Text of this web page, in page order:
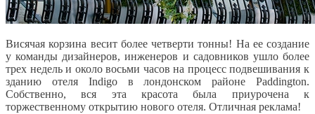
Висячая корзина весит более четверти тонны! На ее создание
у команды дизайнеров, инженеров и садовников ушло более
трех недель и около восьми часов на процесс подвешивания к
зданию отеля Indigo в лондонском районе Paddington.
Собственно, вся эта красота была приурочена к
торжественному открытию нового отеля. Отличная реклама!